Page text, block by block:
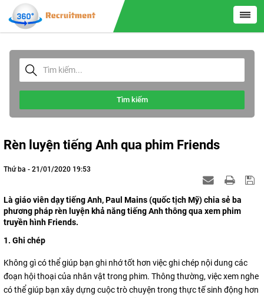
Tìm kiếm
Rèn luyện tiếng Anh qua phim Friends
Thứ ba - 21/01/2020 19:53
Là giáo viên dạy tiếng Anh, Paul Mains (quốc tịch Mỹ) chia sẻ ba
phương pháp rèn luyện khả năng tiếng Anh thông qua xem phim
truyền hình Friends.
1. Ghi chép
Không gì có thể giúp bạn ghi nhớ tốt hơn việc ghi chép nội dung các
đoạn hội thoại của nhân vật trong phim. Thông thường, việc xem nghe
có thể giúp bạn xây dựng cuộc trò chuyện trong thực tế sinh động hơn